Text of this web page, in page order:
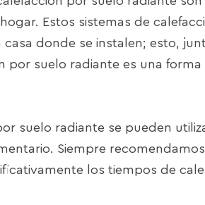
Estos sistemas de
donde se instalen; esto,
por suelo radiante es una
suelo radiante se pueden
Siempre
los tiempos de